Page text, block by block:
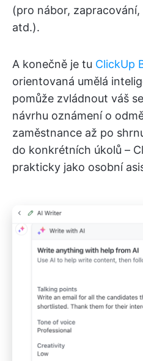
(pro nábor,
atd.).
A konečně je tu ClickUp
orientovaná umělá
pomůže zvládnout váš
návrhu oznámení o
zaměstnance až po
do konkrétních úkolů –
prakticky jako osobní